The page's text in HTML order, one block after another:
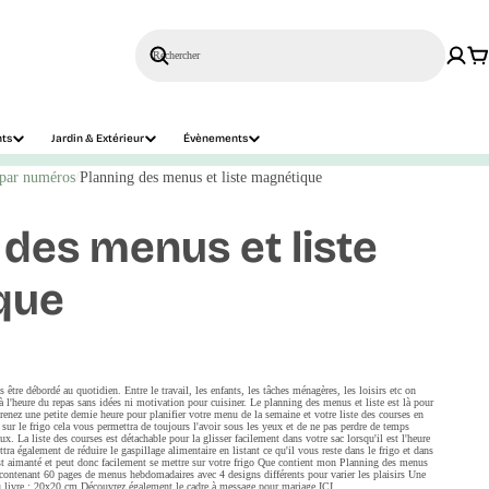
Jardin & Extérieur Évènements
Rechercher
numéros Planning des menus et liste magnétique
menus et liste
débordé au quotidien. Entre le travail, les enfants, les tâches ménagères, les loisirs etc on
l'heure du repas sans idées ni motivation pour cuisiner. Le planning des menus et liste est là pour
une petite demie heure pour planifier votre menu de la semaine et votre liste des courses en
le frigo cela vous permettra de toujours l'avoir sous les yeux et de ne pas perdre de temps
La liste des courses est détachable pour la glisser facilement dans votre sac lorsqu'il est l'heure
également de réduire le gaspillage alimentaire en listant ce qu'il vous reste dans le frigo et dans
aimanté et peut donc facilement se mettre sur votre frigo Que contient mon Planning des menus
60 pages de menus hebdomadaires avec 4 designs différents pour varier les plaisirs Une
: 20x20 cm Découvrez également le cadre à message pour mariage ICI